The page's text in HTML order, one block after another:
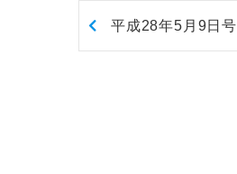
平成28年5月9日号